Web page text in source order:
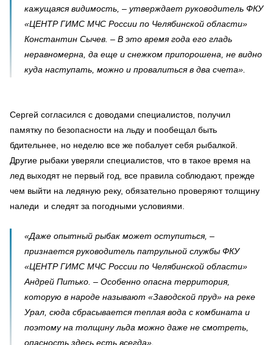
кажущаяся видимость, – утверждает руководитель ФКУ
«ЦЕНТР ГИМС МЧС России по Челябинской области»
Константин Сычев. – В это время года его гладь
неравномерна, да еще и снежком припорошена, не видно
куда наступать, можно и провалиться в два счета».
Сергей согласился с доводами специалистов, получил
памятку по безопасности на льду и пообещал быть
бдительнее, но неделю все же побалует себя рыбалкой.
Другие рыбаки уверяли специалистов, что в такое время на
лед выходят не первый год, все правила соблюдают, прежде
чем выйти на ледяную реку, обязательно проверяют толщину
наледи и следят за погодными условиями.
«Даже опытный рыбак может оступиться, –
признается руководитель патрульной службы ФКУ
«ЦЕНТР ГИМС МЧС России по Челябинской области»
Андрей Питько. – Особенно опасна территория,
которую в народе называют «Заводской пруд» на реке
Урал, сюда сбрасывается теплая вода с комбината и
поэтому на толщину льда можно даже не смотреть,
опасность здесь есть всегда».